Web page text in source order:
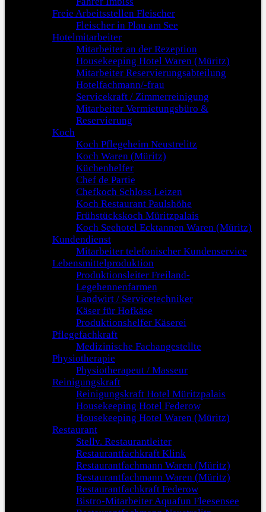
Freie Arbeitsstellen Fleischer
Fleischer in Plau am See
Hotelmitarbeiter
Mitarbeiter an der Rezeption
Housekeeping Hotel Waren (Müritz)
Mitarbeiter Reservierungsabteilung
Hotelfachmann/-frau
Servicekraft / Zimmerreinigung
Mitarbeiter Vermietungsbüro &
Reservierung
Koch
Koch Pflegeheim Neustrelitz
Koch Waren (Müritz)
Küchenhelfer
Chef de Partie
Chefkoch Schloss Leizen
Koch Restaurant Paulshöhe
Frühstückskoch Müritzpalais
Koch Seehotel Ecktannen Waren (Müritz)
Kundendienst
Mitarbeiter telefonischer Kundenservice
Lebensmittelproduktion
Produktionsleiter Freiland-
Legehennenfarmen
Landwirt / Servicetechniker
Käser für Hofkäse
Produktionshelfer Käserei
Pflegefachkraft
Medizinische Fachangestellte
Physiotherapie
Physiotherapeut / Masseur
Reinigungskraft
Reinigungskraft Hotel Müritzpalais
Housekeeping Hotel Federow
Housekeeping Hotel Waren (Müritz)
Restaurant
Stellv. Restaurantleiter
Restaurantfachkraft Klink
Restaurantfachmann Waren (Müritz)
Restaurantfachmann Waren (Müritz)
Restaurantfachkraft Federow
Bistro-Mitarbeiter Aquafun Fleesensee